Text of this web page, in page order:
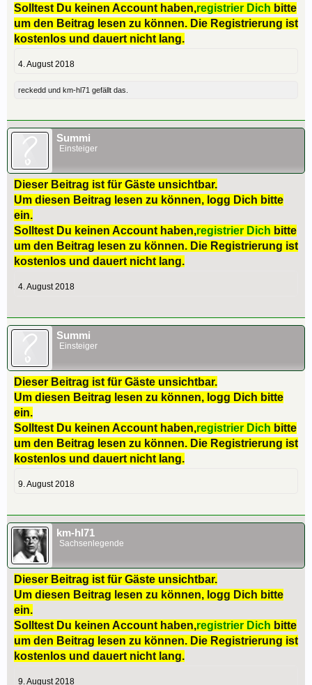
Solltest Du keinen Account haben,registrier Dich bitte
um den Beitrag lesen zu können. Die Registrierung ist
kostenlos und dauert nicht lang.
4. August 2018
reckedd und km-hl71 gefällt das.
Summi
Einsteiger
Dieser Beitrag ist für Gäste unsichtbar.
Um diesen Beitrag lesen zu können, logg Dich bitte
ein.
Solltest Du keinen Account haben,registrier Dich bitte
um den Beitrag lesen zu können. Die Registrierung ist
kostenlos und dauert nicht lang.
4. August 2018
Summi
Einsteiger
Dieser Beitrag ist für Gäste unsichtbar.
Um diesen Beitrag lesen zu können, logg Dich bitte
ein.
Solltest Du keinen Account haben,registrier Dich bitte
um den Beitrag lesen zu können. Die Registrierung ist
kostenlos und dauert nicht lang.
9. August 2018
km-hl71
Sachsenlegende
Dieser Beitrag ist für Gäste unsichtbar.
Um diesen Beitrag lesen zu können, logg Dich bitte
ein.
Solltest Du keinen Account haben,registrier Dich bitte
um den Beitrag lesen zu können. Die Registrierung ist
kostenlos und dauert nicht lang.
9. August 2018